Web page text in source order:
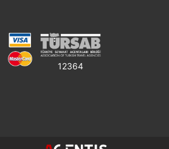
12364